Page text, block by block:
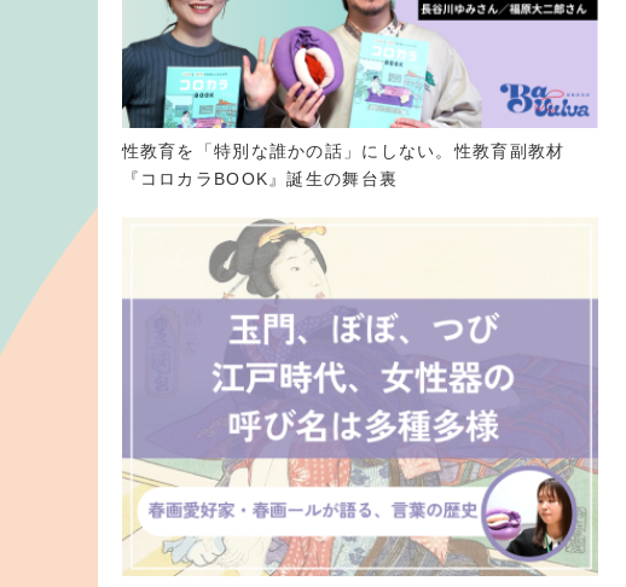
性教育を「特別な誰かの話」にしない。性教育副教材
『コロカラBOOK』誕生の舞台裏